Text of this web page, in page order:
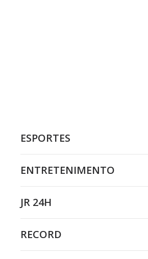
ESPORTES
ENTRETENIMENTO
JR 24H
RECORD